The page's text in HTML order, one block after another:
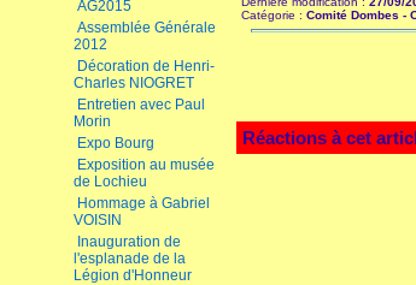
AG2015
Assemblée Générale
2012
Décoration de Henri-
Charles NIOGRET
Entretien avec Paul
Morin
Expo Bourg
Exposition au musée
de Lochieu
Hommage à Gabriel
VOISIN
Inauguration de
l'esplanade de la
Légion d'Honneur
Catégorie : Comité Dombes -
Réactions à cet